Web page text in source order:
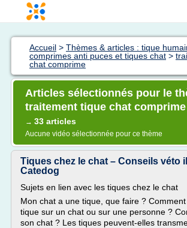
Accueil > Thèmes & articles : tique
comprimes anti puces et tiques chat >
chat comprime
Articles sélectionnés pour le
traitement tique chat comprime
→ 33 articles
Aucune vidéo sélectionnée pour ce thème
Tiques chez le chat – Conseils véto
Catedog
Sujets en lien avec les tiques chez le chat
Mon chat a une tique, que faire ?
tique sur un chat ou sur une personne ?
son chat ? Les tiques peuvent-elles